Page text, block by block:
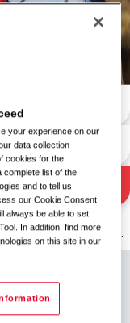
λέξης-
αναζήτησής σας.
your experience on our
data collection
cookies for the
complete list of the
and to tell us
our Cookie Consent
always be able to set
In addition, find more
on this site in our